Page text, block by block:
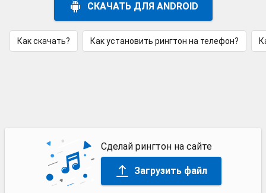
СКАЧАТЬ ДЛЯ ANDROID
Как скачать? Как установить рингтон на телефон?
Сделай рингтон на сайте
Загрузить файл